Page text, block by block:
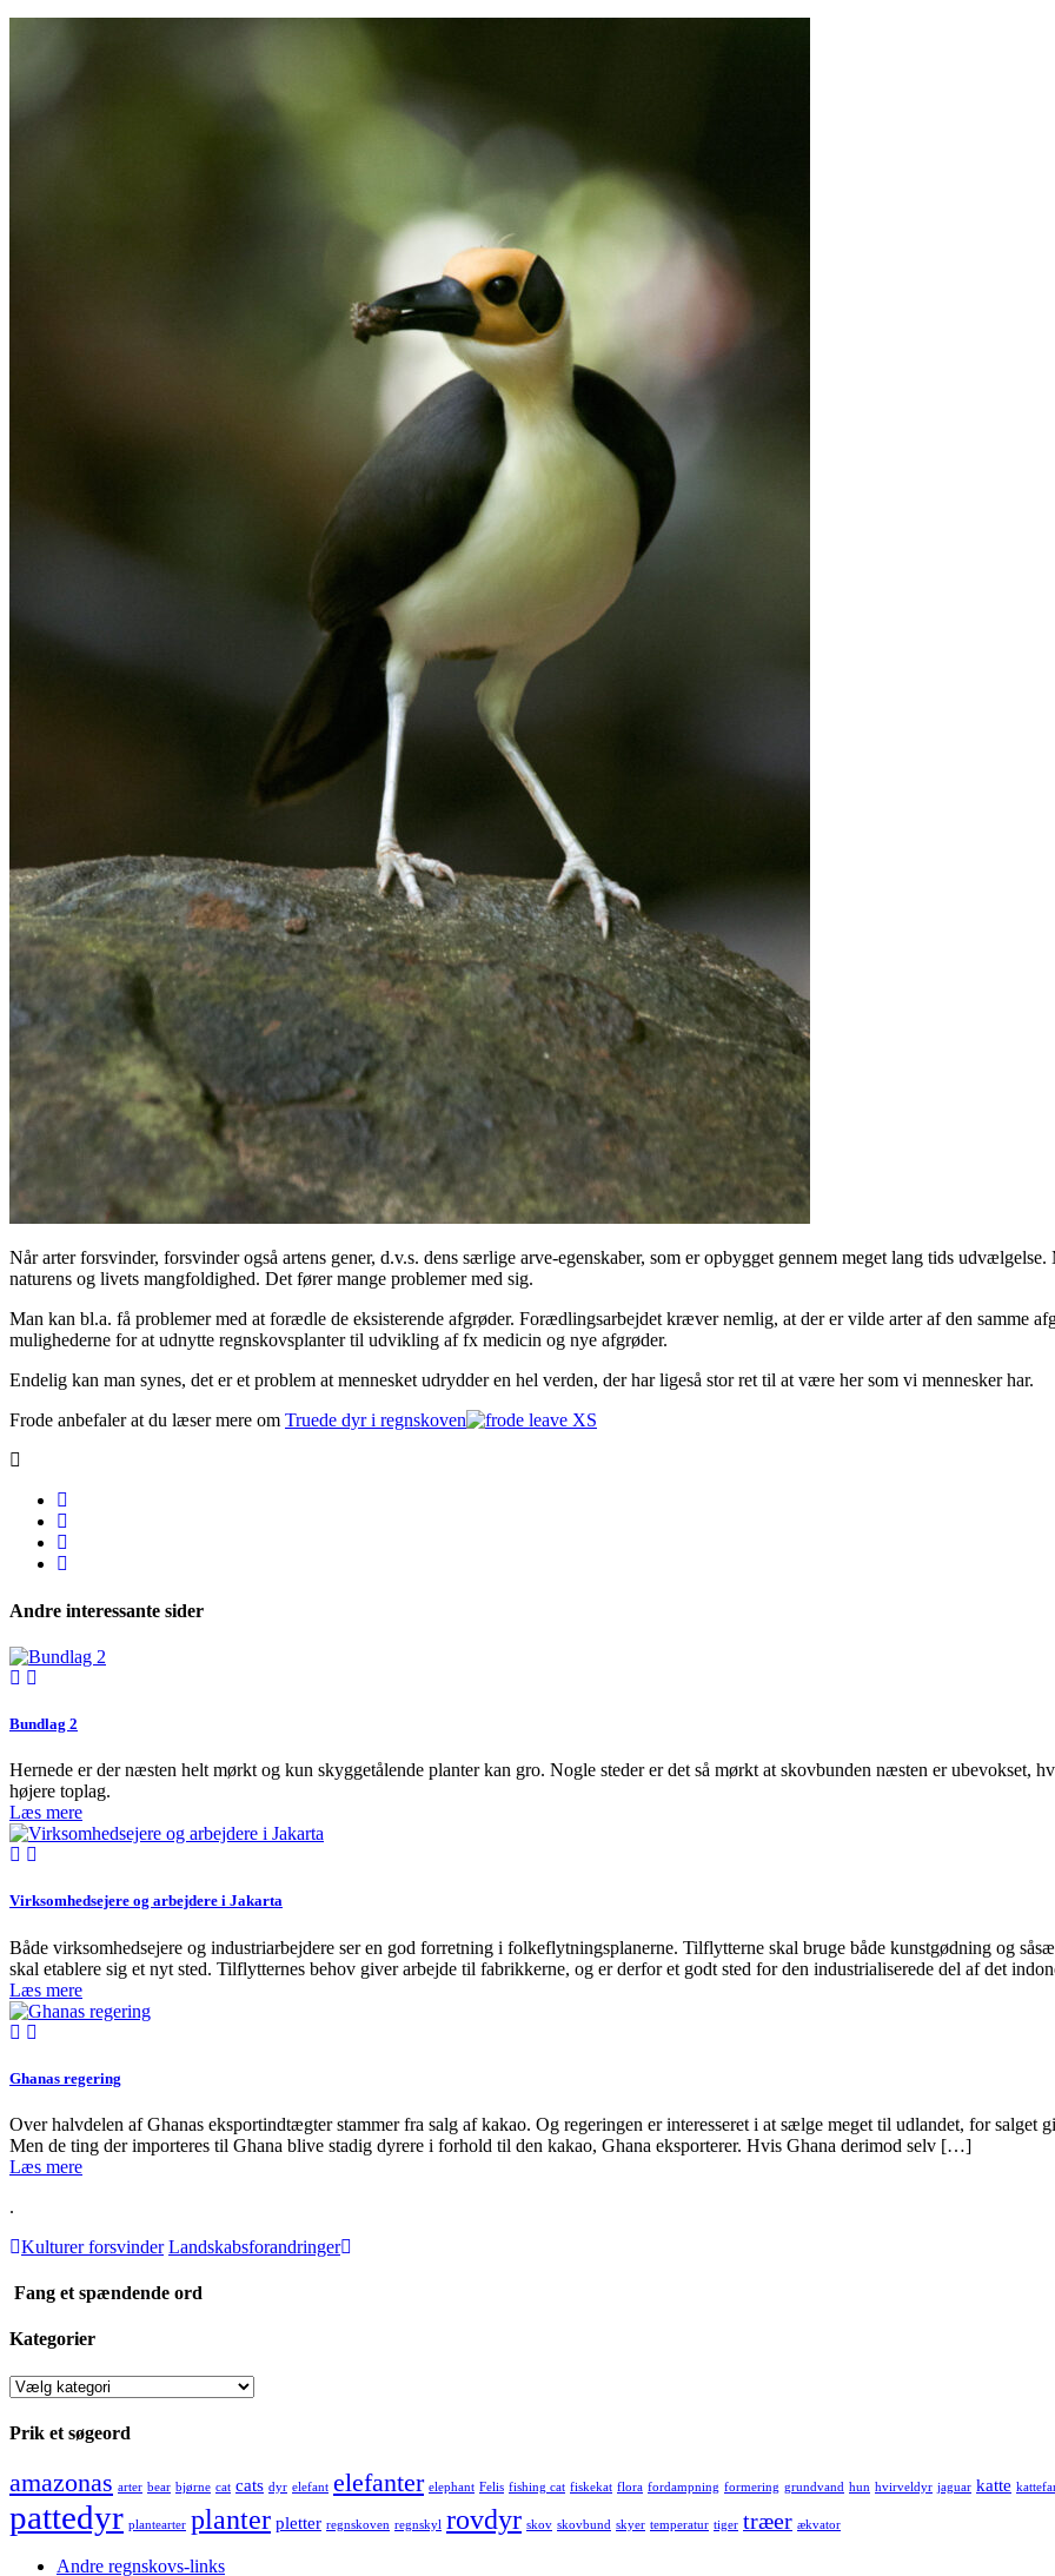
Når arter forsvinder, forsvinder også artens gener, d.v.s. dens særlige arve-egenskaber, som er opbygget gennem meget lang tids
naturens og livets mangfoldighed. Det fører mange problemer med sig.
Man kan bl.a. få problemer med at forædle de eksisterende afgrøder. Forædlingsarbejdet kræver nemlig, at der er vilde arter af den samme
mulighederne for at udnytte regnskovsplanter til udvikling af fx medicin og nye afgrøder.
Endelig kan man synes, det er et problem at mennesket udrydder en hel verden, der har ligeså stor ret til at være her som vi mennesker har.
Frode anbefaler at du læser mere om Truede dyr i regnskoven
Andre interessante sider
Bundlag 2
Hernede er der næsten helt mørkt og kun skyggetålende planter kan gro. Nogle steder er det så mørkt at skovbunden næsten er ubevokset,
højere toplag.
Læs mere
Virksomhedsejere og arbejdere i Jakarta
Både virksomhedsejere og industriarbejdere ser en god forretning i folkeflytningsplanerne. Tilflytterne skal bruge både kunstgødning og
skal etablere sig et nyt sted. Tilflytternes behov giver arbejde til fabrikkerne, og er derfor et godt sted for den industrialiserede del af det
Læs mere
Ghanas regering
Over halvdelen af Ghanas eksportindtægter stammer fra salg af kakao. Og regeringen er interesseret i at sælge meget til udlandet, for salget
Men de ting der importeres til Ghana blive stadig dyrere i forhold til den kakao, Ghana eksporterer. Hvis Ghana derimod selv […]
Læs mere
.
Kulturer forsvinder Landskabsforandringer
Fang et spændende ord
Kategorier
Kategorier
Prik et søgeord
amazonas arter bear bjørne cat cats dyr elefant elefanter elephant Felis fishing cat fiskekat flora fordampning formering grundvand hun hvirveldyr jaguar katte
pattedyr plantearter planter pletter regnskoven regnskyl rovdyr skov skovbund skyer temperatur tiger træer ækvator
Andre regnskovs-links